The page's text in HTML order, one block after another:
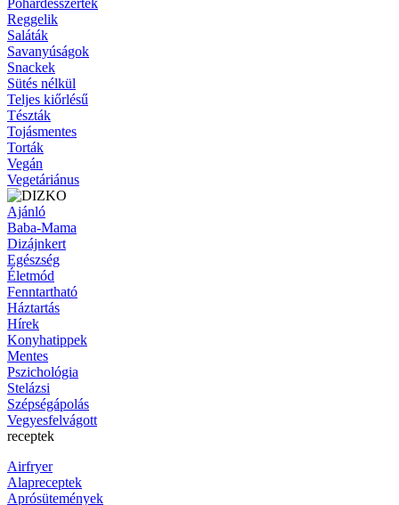
Pohárdesszertek
Reggelik
Saláták
Savanyúságok
Snackek
Sütés nélkül
Teljes kiőrlésű
Tészták
Tojásmentes
Torták
Vegán
Vegetáriánus
Ajánló
Baba-Mama
Dizájnkert
Egészség
Életmód
Fenntartható
Háztartás
Hírek
Konyhatippek
Mentes
Pszichológia
Stelázsi
Szépségápolás
Vegyesfelvágott
receptek
Airfryer
Alapreceptek
Aprósütemények